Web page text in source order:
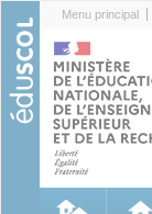
Menu principal